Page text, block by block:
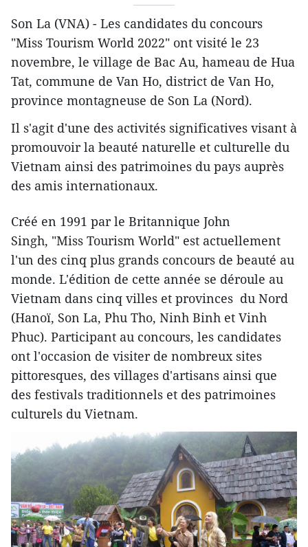
Son La (VNA) - Les candidates du concours
"Miss Tourism World 2022" ont visité le 23
novembre, le village de Bac Au, hameau de Hua
Tat, commune de Van Ho, district de Van Ho,
province montagneuse de Son La (Nord).
Il s'agit d'une des activités significatives visant à
promouvoir la beauté naturelle et culturelle du
Vietnam ainsi des patrimoines du pays auprès
des amis internationaux.
Créé en 1991 par le Britannique John
Singh, "Miss Tourism World" est actuellement
l'un des cinq plus grands concours de beauté au
monde. L'édition de cette année se déroule au
Vietnam dans cinq villes et provinces du Nord
(Hanoï, Son La, Phu Tho, Ninh Binh et Vinh
Phuc). Participant au concours, les candidates
ont l'occasion de visiter de nombreux sites
pittoresques, des villages d'artisans ainsi que
des festivals traditionnels et des patrimoines
culturels du Vietnam.